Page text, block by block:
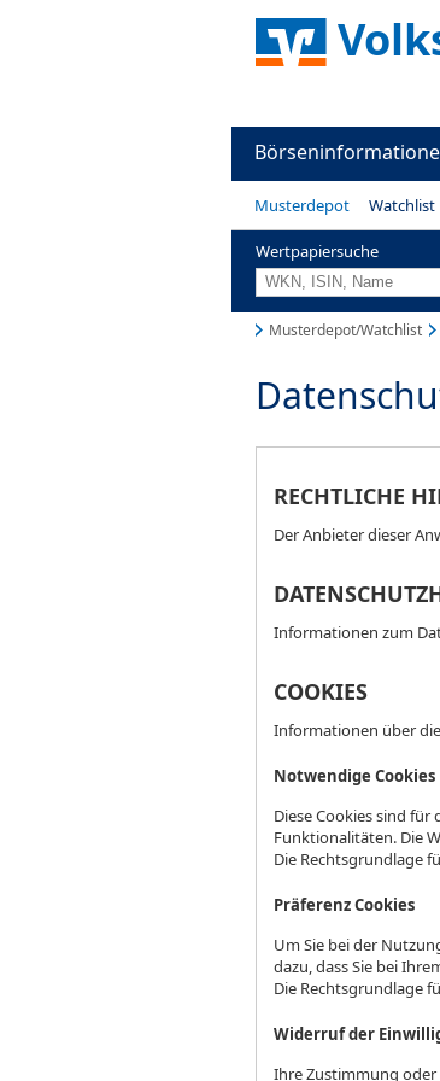
Musterdepot Watchlist
Wertpapiersuche
Musterdepot/Watchlist
RECHTLICHE
Der Anbieter dieser
Informationen zum
COOKIES
Informationen über
Notwendige Cookies
Diese Cookies sind
Funktionalitäten. Die
Die Rechtsgrundlage
Präferenz Cookies
Um Sie bei der
dazu, dass Sie bei
Die Rechtsgrundlage
Widerruf der
Ihre Zustimmung oder